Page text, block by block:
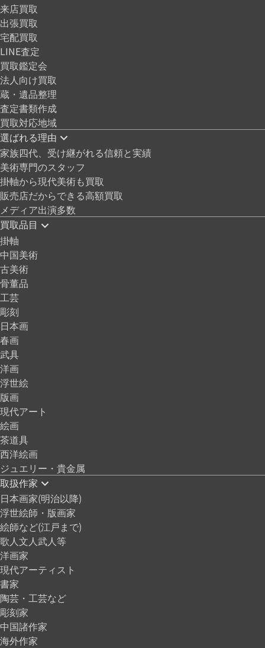
来店買取
出張買取
宅配買取
LINE査定
買取鑑定会
法人向け買取
蔵・遺品整理
査定書類作成
買取対応地域
選ばれる理由
家族四代、受け継がれる信頼と実績
美術専門のスタッフ
掛軸から現代美術も買取
販売店だからできる高額買取
メディア出演多数
買取品目
掛軸
中国美術
古美術
骨董品
工芸
彫刻
日本画
春画
武具
洋画
浮世絵
版画
現代アート
絵画
茶道具
西洋絵画
ジュエリー・貴金属
取扱作家
日本画家(明治以降)
浮世絵師・版画家
絵師など(江戸まで)
歌人文人武人等
洋画家
現代アーティスト
書家
陶芸・工芸など
彫刻家
中国諸作家
海外作家